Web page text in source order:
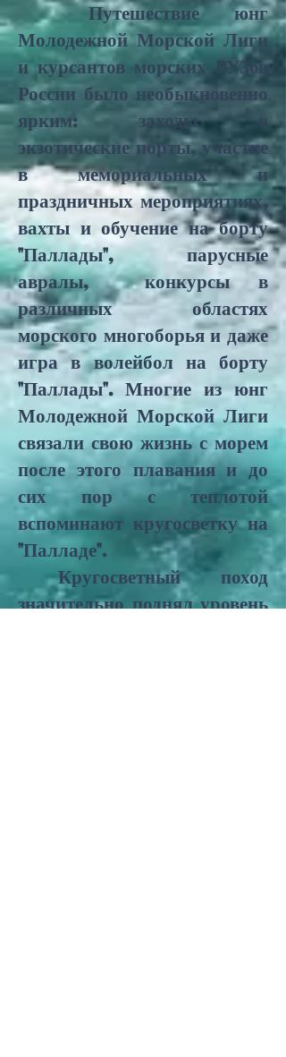
Путешествие юнг
Молодежной Морской Лиги
и курсантов морских ВУЗов
России было необыкновенно
ярким: заходы в
экзотические порты, участие
в мемориальных и
праздничных мероприятиях,
вахты и обучение на борту
"Паллады", парусные
авралы, конкурсы в
различных областях
морского многоборья и даже
игра в волейбол на борту
"Паллады". Многие из юнг
Молодежной Морской Лиги
связали свою жизнь с морем
после этого плавания и до
сих пор с теплотой
вспоминают кругосветку на
"Палладе".
Кругосветный поход
значительно поднял уровень